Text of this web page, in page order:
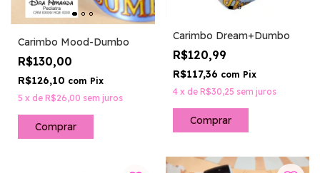
Carimbo Mood-Dumbo
R$130,00
R$126,10 com Pix
5 x de R$26,00 sem juros
Comprar
Carimbo Dream+Dumbo
R$120,99
R$117,36 com Pix
4 x de R$30,25 sem juros